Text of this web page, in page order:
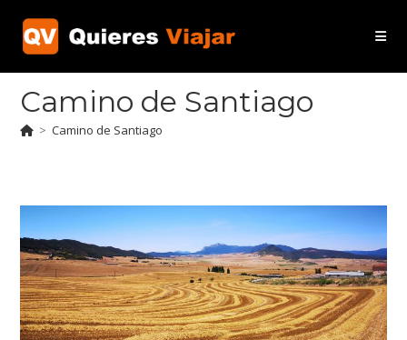
contenido
Camino de Santiago
> Camino de Santiago